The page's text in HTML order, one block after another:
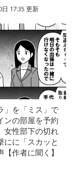
17:35 更新
」を「ミス」で
ンの部屋を予約
女性部下の切れ
にに「スカッと
【作者に聞く】